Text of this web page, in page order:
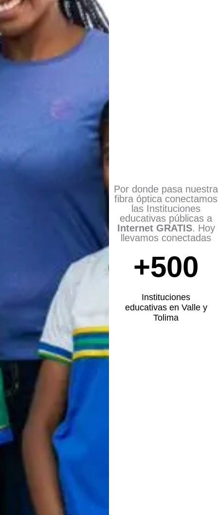
Por donde pasa nuestra
fibra óptica conectamos
las Instituciones
educativas públicas a
Internet GRATIS. Hoy
llevamos conectadas
+500
Instituciones
educativas en Valle y
Tolima